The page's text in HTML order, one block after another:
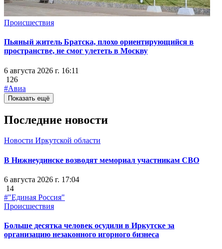
Происшествия
Пьяный житель Братска, плохо ориентирующийся в
пространстве, не смог улететь в Москву
6 августа 2026 г. 16:11
126
#Авиа
Показать ещё
Последние новости
Новости Иркутской области
В Нижнеудинске возводят мемориал участникам СВО
6 августа 2026 г. 17:04
14
#"Единая Россия"
Происшествия
Больше десятка человек осудили в Иркутске за
организацию незаконного игорного бизнеса